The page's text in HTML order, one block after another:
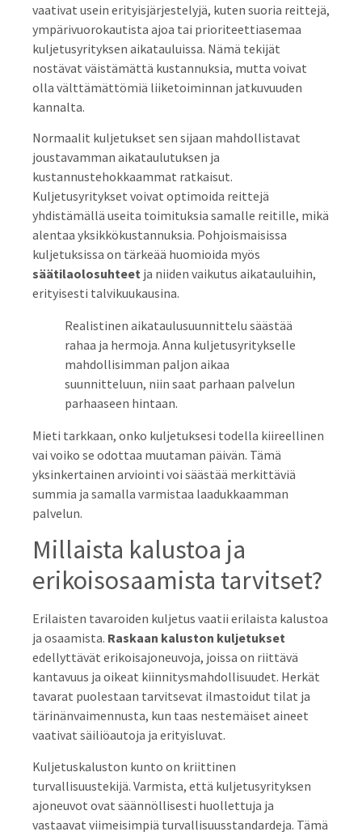
vaativat usein erityisjärjestelyjä, kuten suoria reittejä,
ympärivuorokautista ajoa tai prioriteettiasemaa
kuljetusyrityksen aikatauluissa. Nämä tekijät
nostävat väistämättä kustannuksia, mutta voivat
olla välttämättömiä liiketoiminnan jatkuvuuden
kannalta.
Normaalit kuljetukset sen sijaan mahdollistavat
joustavamman aikataulutuksen ja
kustannustehokkaammat ratkaisut.
Kuljetusyritykset voivat optimoida reittejä
yhdistämällä useita toimituksia samalle reitille, mikä
alentaa yksikkökustannuksia. Pohjoismaisissa
kuljetuksissa on tärkeää huomioida myös
säätilaolosuhteet ja niiden vaikutus aikatauluihin,
erityisesti talvikuukausina.
Realistinen aikataulusuunnittelu säästää
rahaa ja hermoja. Anna kuljetusyritykselle
mahdollisimman paljon aikaa
suunnitteluun, niin saat parhaan palvelun
parhaaseen hintaan.
Mieti tarkkaan, onko kuljetuksesi todella kiireellinen
vai voiko se odottaa muutaman päivän. Tämä
yksinkertainen arviointi voi säästää merkittäviä
summia ja samalla varmistaa laadukkaamman
palvelun.
Millaista kalustoa ja
erikoisosaamista tarvitset?
Erilaisten tavaroiden kuljetus vaatii erilaista kalustoa
ja osaamista. Raskaan kaluston kuljetukset
edellyttävät erikoisajoneuvoja, joissa on riittävä
kantavuus ja oikeat kiinnitysmahdollisuudet. Herkät
tavarat puolestaan tarvitsevat ilmastoidut tilat ja
tärinänvaimennusta, kun taas nestemäiset aineet
vaativat säiliöautoja ja erityisluvat.
Kuljetuskaluston kunto on kriittinen
turvallisuustekijä. Varmista, että kuljetusyrityksen
ajoneuvot ovat säännöllisesti huollettuja ja
vastaavat viimeisimpiä turvallisuusstandardeja. Tämä